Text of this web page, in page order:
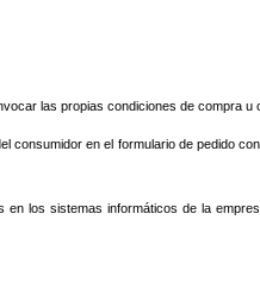
las propias condiciones de compra u
en el formulario de pedido
los sistemas informáticos de la